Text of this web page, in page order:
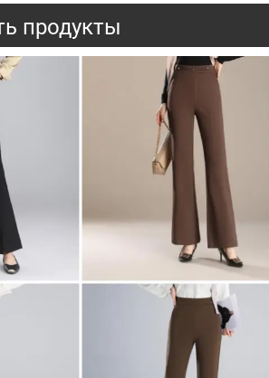
продукты